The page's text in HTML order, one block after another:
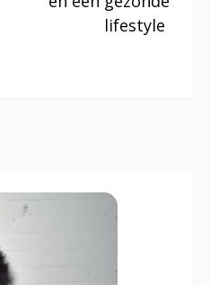
lifestyle